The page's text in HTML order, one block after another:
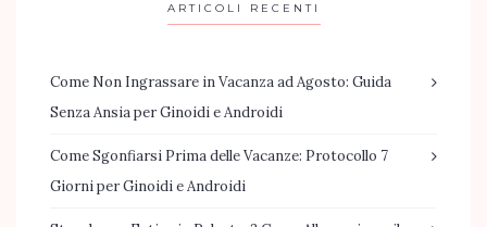
ARTICOLI RECENTI
Come Non Ingrassare in Vacanza ad Agosto: Guida
Senza Ansia per Ginoidi e Androidi
Come Sgonfiarsi Prima delle Vacanze: Protocollo 7
Giorni per Ginoidi e Androidi